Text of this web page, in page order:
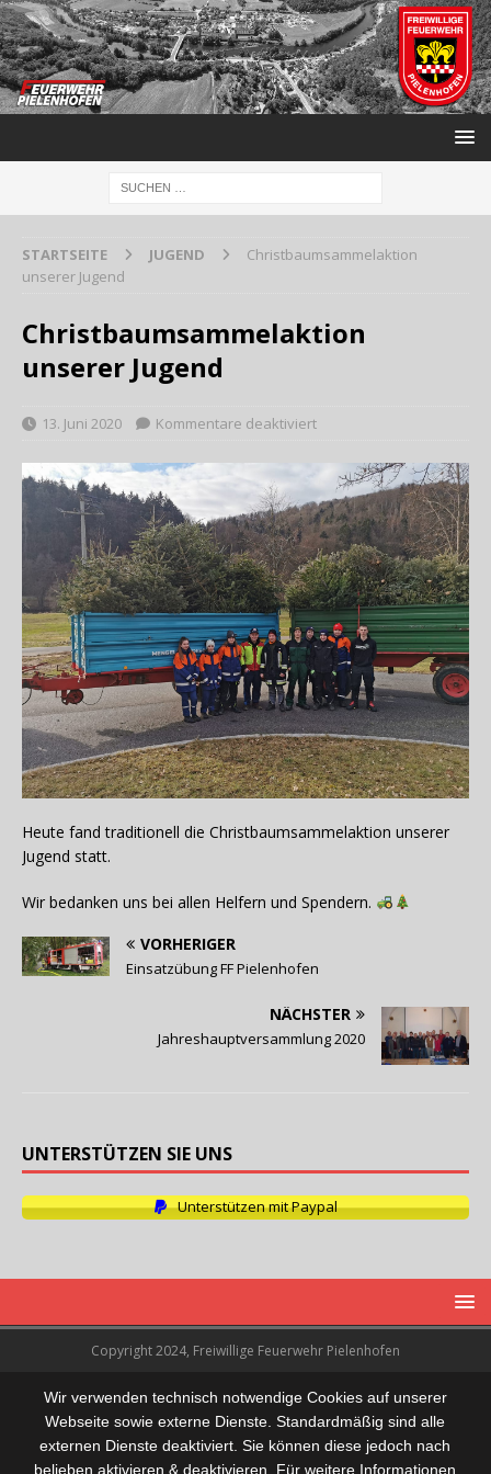
STARTSEITE JUGEND
Christbaumsammelaktion
unserer Jugend
Christbaumsammelaktion
unserer Jugend
13. Juni 2020 Kommentare deaktiviert
Heute fand traditionell die Christbaumsammelaktion unserer
Jugend statt.
Wir bedanken uns bei allen Helfern und Spendern.
VORHERIGER
Einsatzübung FF Pielenhofen
NÄCHSTER
Jahreshauptversammlung 2020
UNTERSTÜTZEN SIE UNS
Unterstützen mit Paypal
Copyright 2024, Freiwillige Feuerwehr Pielenhofen
Wir verwenden technisch notwendige Cookies auf unserer
Webseite sowie externe Dienste. Standardmäßig sind alle
externen Dienste deaktiviert. Sie können diese jedoch nach
belieben aktivieren & deaktivieren. Für weitere Informationen